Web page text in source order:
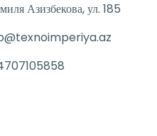
Азизбекова, ул. 185